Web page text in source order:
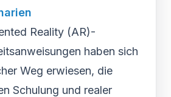
Reality (AR)-
haben sich
Weg erwiesen, die
Schulung und realer